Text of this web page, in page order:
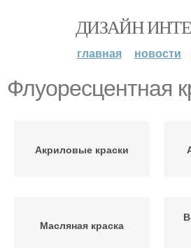
ДИЗАЙН
главная новости
Флуоресцентная
Акриловые краски
Масляная краска